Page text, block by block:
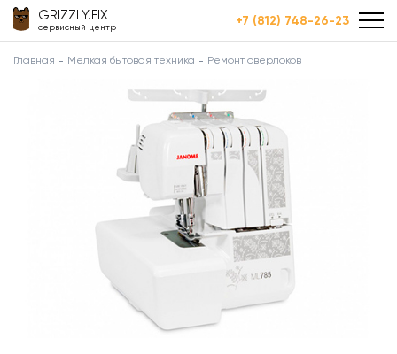
GRIZZLY.FIX
сервисный центр +7 (812) 748-26-23
Главная Мелкая бытовая техника Ремонт оверлоков